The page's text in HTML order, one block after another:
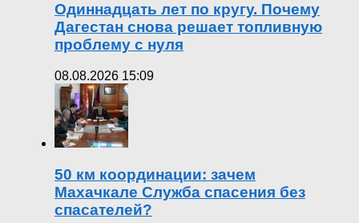
Одиннадцать лет по кругу. Почему
Дагестан снова решает топливную
проблему с нуля
08.08.2026 15:09
50 км координации: зачем
Махачкале Служба спасения без
спасателей?